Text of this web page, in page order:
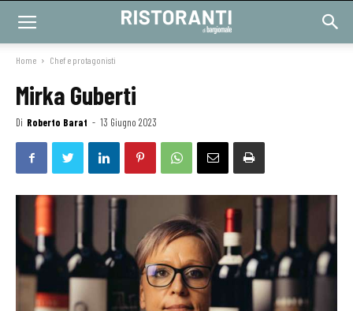
Home Chef e protagonisti
Mirka Guberti
Di Roberto Barat - 13 Giugno 2023